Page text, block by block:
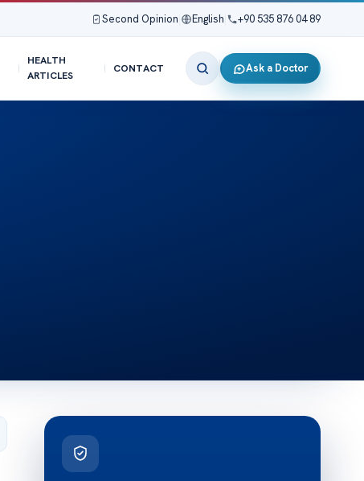
Second Opinion English +90 535 876 04 89
HEALTH
ARTICLES
CONTACT Ask a Doctor